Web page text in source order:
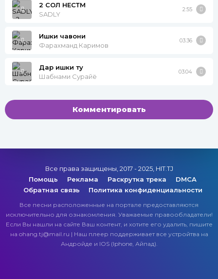
2 СОЛ НЕСТМ
SADLY
2:55
Ишки чавони
Фарахманд Каримов
03:36
Дар ишки ту
Шабнами Сурайё
03:04
Комментировать
Все права защищены, 2017 - 2025, HIT.TJ
Помощь
Реклама Раскрутка трека
DMCA
Обратная связь
Политика конфиденциальности
Все песни расположенные на портале предоставляются
исключительно для ознакомления. Уважаемые правообладатели!
Если Вы нашли на сайте Ваш контент, и хотите его удалить, пишите
на ohang.tj@mail.ru | Наш плеер поддерживает все устройтва на
Андройде и IOS (Iphone, Айпад).